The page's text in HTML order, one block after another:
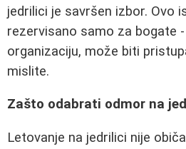
jedrilici je savršen izbor. Ovo
rezervisano samo za bogate
organizaciju, može biti
mislite.
Zašto odabrati odmor na
Letovanje na jedrilici nije